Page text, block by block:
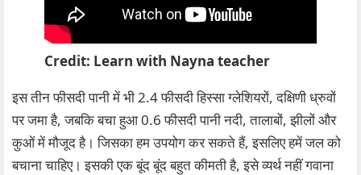
Credit: Learn with Nayna teacher
इस तीन फीसदी पानी में भी 2.4 फीसदी हिस्सा ग्लेशियरों, दक्षिणी ध्रुवों
पर जमा है, जबकि बचा हुआ 0.6 फीसदी पानी नदी, तालाबों, झीलों और
कुओं में मौजूद है। जिसका हम उपयोग कर सकते हैं, इसलिए हमें जल को
बचाना चाहिए। इसकी एक बूंद बूंद बहुत कीमती है, इसे व्यर्थ नहीं गवाना